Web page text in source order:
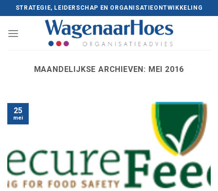
to
content
STRATEGIE, LEIDERSCHAP EN ORGANISATIEONTWIKKELING
MAANDELIJKSE ARCHIEVEN: MEI 2016
25
mei